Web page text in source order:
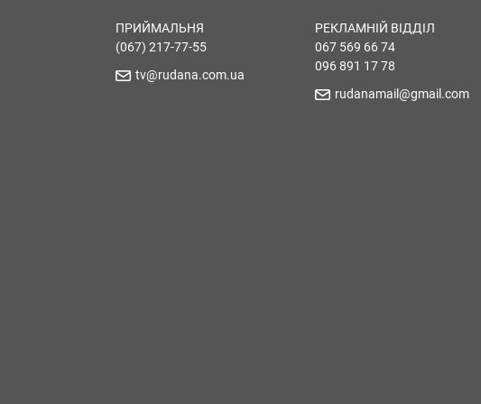
ПРИЙМАЛЬНЯ
(067) 217-77-55
tv@rudana.com.ua
РЕКЛАМНІЙ ВІДДІЛ
067 569 66 74
096 891 17 78
rudanamail@gmail.com